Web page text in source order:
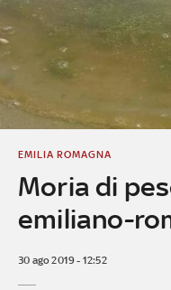
Moria di
emiliano-
EMILIA ROMAGNA
30 ago 2019 - 12:52